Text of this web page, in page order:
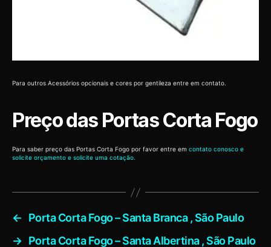
Para outros Acessórios opcionais e cores por gentileza entre em contato.
Preço das Portas Corta Fogo
Para saber preço das Portas Corta Fogo por favor entre em contato conosco e
solicite orçamento e solicite uma cotação.
←
Porta Corta Fogo – Santa Branca , São Paulo
→ Porta Corta Fogo – Santa Albertina , São Paulo